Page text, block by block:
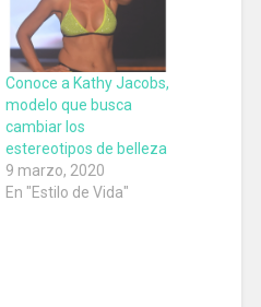
Conoce a Kathy Jacobs,
modelo que busca
cambiar los
estereotipos de belleza
9 marzo, 2020
En "Estilo de Vida"